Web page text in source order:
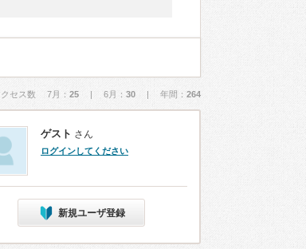
クセス数 7月： 25 | 6月： 30 | 年間： 264
ゲスト さん
ログインしてください
新規ユーザ登録